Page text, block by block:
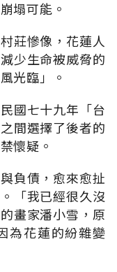
塌可能。
莊慘像，花蓮人
少生命被威脅的
光臨」。
國七十九年「台
間選擇了後者的
懷疑。
負債，愈來愈扯
「我已經很久沒
畫家潘小雪，原
為花蓮的紛雜變